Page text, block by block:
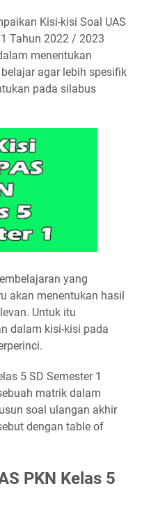
Kisi-kisi Soal UAS
Tahun 2022 / 2023
menentukan
agar lebih spesifik
pada silabus
yang
akan menentukan hasil
Untuk itu
dalam kisi-kisi pada
5 SD Semester 1
matrik dalam
soal ulangan akhir
dengan table of
PKN Kelas 5